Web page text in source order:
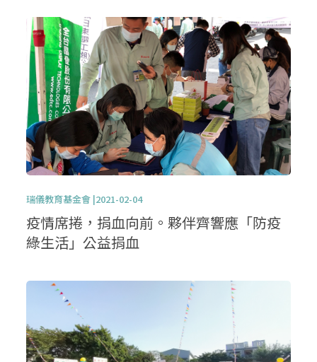
瑞儀教育基金會 |2021-02-04
疫情席捲，捐血向前。夥伴齊響應「防疫
綠生活」公益捐血